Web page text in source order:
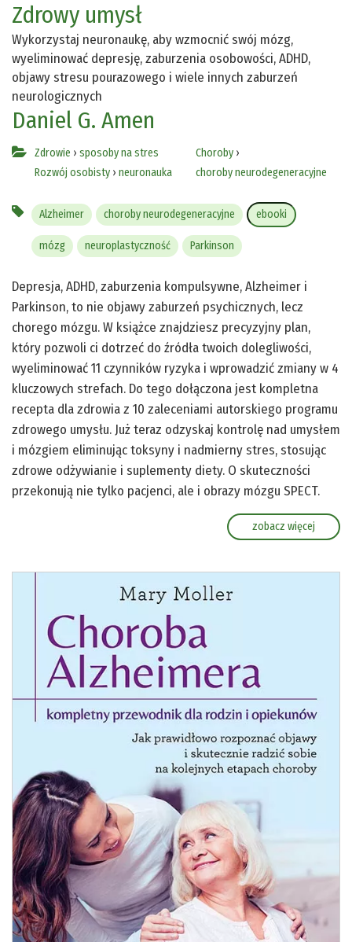
Zdrowy umysł
Wykorzystaj neuronaukę, aby wzmocnić swój mózg,
wyeliminować depresję, zaburzenia osobowości, ADHD,
objawy stresu pourazowego i wiele innych zaburzeń
neurologicznych
Daniel G. Amen
Zdrowie › sposoby na stres
Rozwój osobisty › neuronauka
Choroby›
choroby neurodegeneracyjne
Alzheimer choroby neurodegeneracyjne ebooki
mózg neuroplastyczność Parkinson
Depresja, ADHD, zaburzenia kompulsywne, Alzheimer i
Parkinson, to nie objawy zaburzeń psychicznych, lecz
chorego mózgu. W książce znajdziesz precyzyjny plan,
który pozwoli ci dotrzeć do źródła twoich dolegliwości,
wyeliminować 11 czynników ryzyka i wprowadzić zmiany w 4
kluczowych strefach. Do tego dołączona jest kompletna
recepta dla zdrowia z 10 zaleceniami autorskiego programu
zdrowego umysłu. Już teraz odzyskaj kontrolę nad umysłem
i mózgiem eliminując toksyny i nadmierny stres, stosując
zdrowe odżywianie i suplementy diety. O skuteczności
przekonują nie tylko pacjenci, ale i obrazy mózgu SPECT.
zobacz więcej